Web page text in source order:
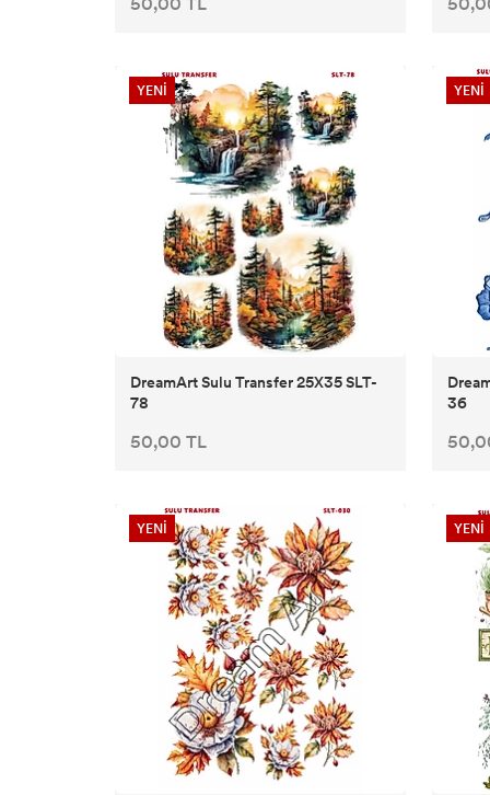
YENİ
DreamArt Sulu Transfer 25X35 SLT-
78
50,00 TL
YENİ
36
YENİ YENİ
CADENCE EBRU ve İPEK BOYA MALZEMELERİ
CADENCE SPREY BOYALAR